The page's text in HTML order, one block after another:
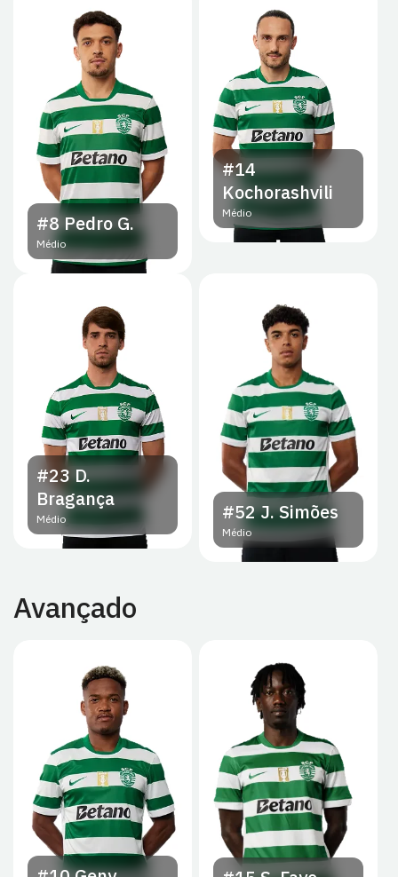
#8 Pedro G.
Médio
#14
Kochorashvili
Médio
#23D.
Bragança
Médio #52J. Simões
Médio
Avançado